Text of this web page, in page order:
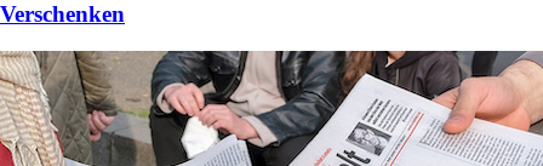
Verschenken